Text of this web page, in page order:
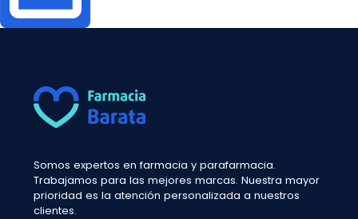
Somos expertos en farmacia y parafarmacia.
Trabajamos para las mejores marcas. Nuestra mayor
prioridad es la atención personalizada a nuestros
clientes.